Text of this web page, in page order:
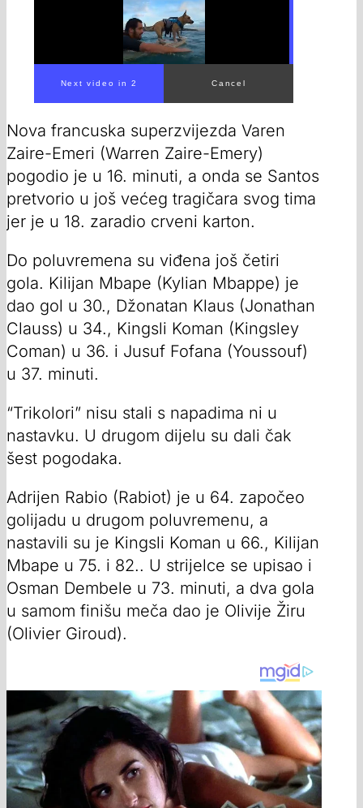
Nova francuska superzvijezda Varen
Zaire-Emeri (Warren Zaire-Emery)
pogodio je u 16. minuti, a onda se Santos
pretvorio u još većeg tragičara svog tima
jer je u 18. zaradio crveni karton.
Do poluvremena su viđena još četiri
gola. Kilijan Mbape (Kylian Mbappe) je
dao gol u 30., Džonatan Klaus (Jonathan
Clauss) u 34., Kingsli Koman (Kingsley
Coman) u 36. i Jusuf Fofana (Youssouf)
u 37. minuti.
“Trikolori” nisu stali s napadima ni u
nastavku. U drugom dijelu su dali čak
šest pogodaka.
Adrijen Rabio (Rabiot) je u 64. započeo
golijadu u drugom poluvremenu, a
nastavili su je Kingsli Koman u 66., Kilijan
Mbape u 75. i 82.. U strijelce se upisao i
Osman Dembele u 73. minuti, a dva gola
u samom finišu meča dao je Olivije Žiru
(Olivier Giroud).